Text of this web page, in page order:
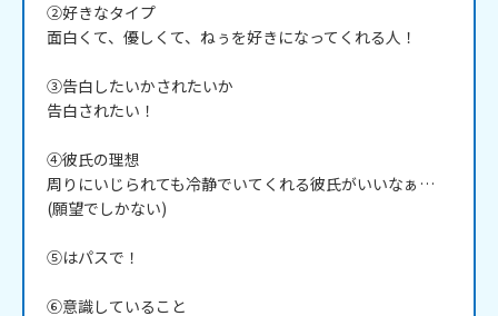
②好きなタイプ
面白くて、優しくて、ねぅを好きになってくれる人！
③告白したいかされたいか
告白されたい！
④彼氏の理想
周りにいじられても冷静でいてくれる彼氏がいいなぁ…
(願望でしかない)
⑤はパスで！
⑥意識していること